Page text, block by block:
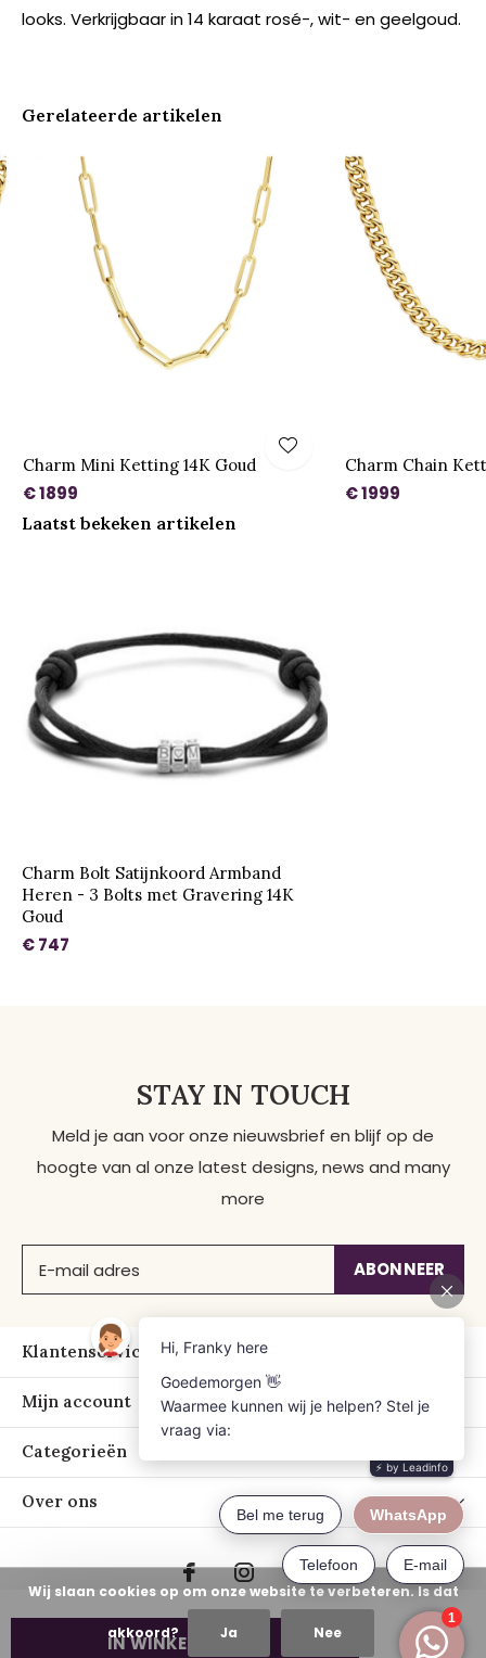
IN WINKELWAGEN
looks. Verkrijgbaar in 14 karaat rosé-, wit- en geelgoud.
Gerelateerde artikelen
Charm Mini Ketting 14K Goud
€ 1899
Charm Chain
€ 1999
Laatst bekeken artikelen
Charm Bolt Satijnkoord Armband
Heren - 3 Bolts met Gravering 14K
Goud
€ 747
STAY IN TOUCH
Meld je aan voor onze nieuwsbrief en blijf op de
hoogte van al onze latest designs, news and many
more
ABONNEER
Klantenservice
Mijn account
Categorieën
Over ons
Wij slaan cookies op om onze website te verbeteren. Is dat
akkoord? Ja Nee